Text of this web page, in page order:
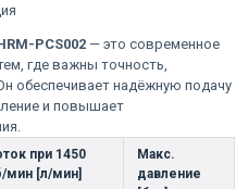
PCS002 — это современное
где важны точность,
обеспечивает надёжную подачу
и повышает
при 1450
мин [л/мин]
Макс.
давление